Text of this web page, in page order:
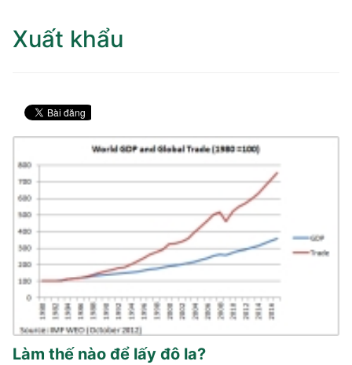
Xuất khẩu
Làm thế nào để lấy đô la?